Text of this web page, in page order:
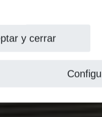
y cerrar